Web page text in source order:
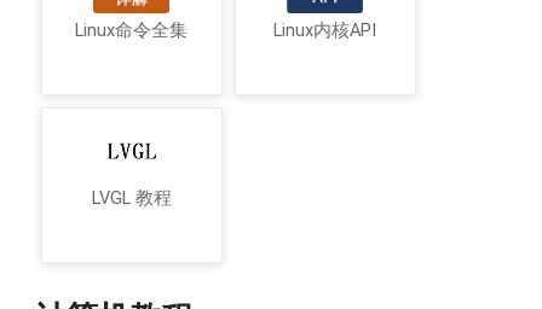
Linux命令全集 Linux内核API
LVGL 教程